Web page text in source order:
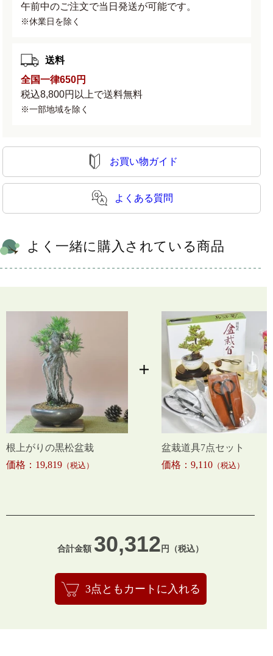
午前中のご注文で当日発送が可能です。
※休業日を除く
送料
全国一律650円
税込8,800円以上で送料無料
※一部地域を除く
お買い物ガイド
よくある質問
よく一緒に購入されている商品
根上がりの黒松盆栽
価格：19,819 （税込）
盆栽道具7点セット
価格：9,110 （税込）
合計金額 30,312 円（税込）
3点ともカートに入れる